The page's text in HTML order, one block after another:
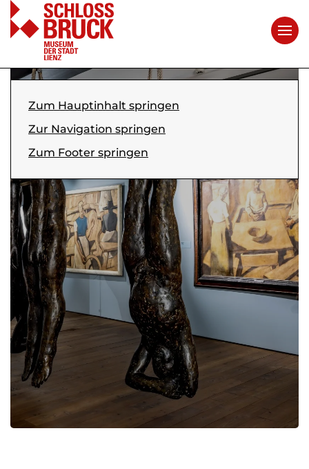
Zum Hauptinhalt springen
Zur Navigation springen
Zum Footer springen
Ich bin fertig. Albin
Egger-Lienz ✝ 1926